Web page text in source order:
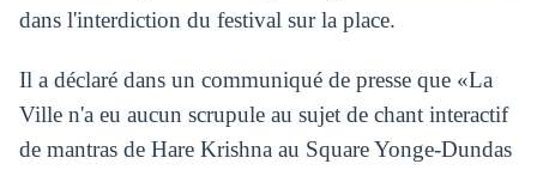
dans l'interdiction du festival sur la place.
Il a déclaré dans un communiqué de presse que «La
Ville n'a eu aucun scrupule au sujet de chant interactif
de mantras de Hare Krishna au Square Yonge-Dundas